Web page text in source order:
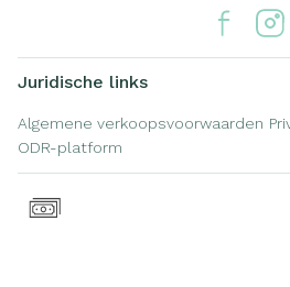
Juridische links
Algemene verkoopsvoorwaarden
ODR-platform